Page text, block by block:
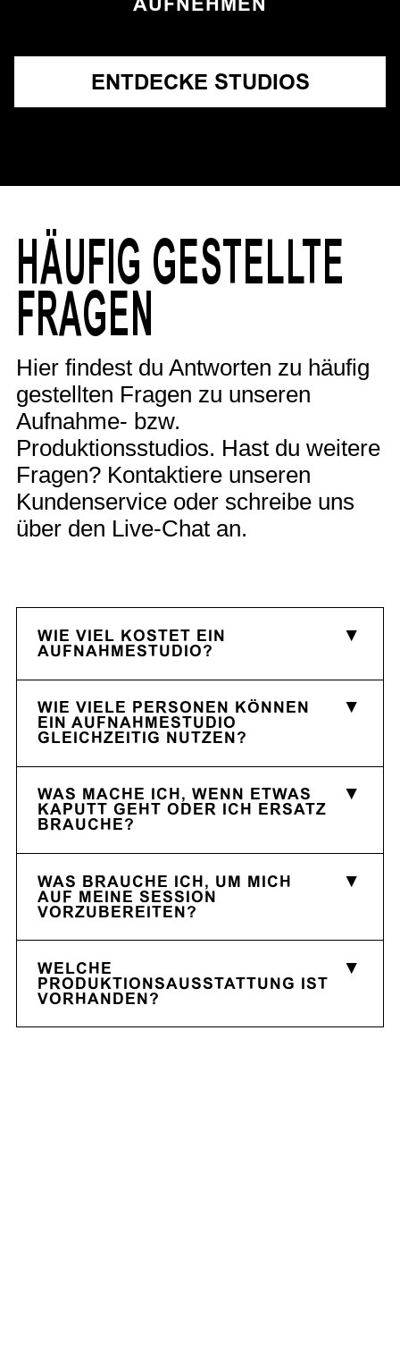
ENTDECKE STUDIOS
HÄUFIG GESTELLTE
FRAGEN
Hier findest du Antworten zu häufig
gestellten Fragen zu unseren
Aufnahme- bzw.
Produktionsstudios. Hast du weitere
Fragen? Kontaktiere unseren
Kundenservice oder schreibe uns
über den Live-Chat an.
WIE VIEL KOSTET EIN
AUFNAHMESTUDIO?
WIE VIELE PERSONEN KÖNNEN
EIN AUFNAHMESTUDIO
GLEICHZEITIG NUTZEN?
WAS MACHE ICH, WENN ETWAS
KAPUTT GEHT ODER ICH ERSATZ
BRAUCHE?
WAS BRAUCHE ICH, UM MICH
AUF MEINE SESSION
VORZUBEREITEN?
WELCHE
PRODUKTIONSAUSSTATTUNG IST
VORHANDEN?